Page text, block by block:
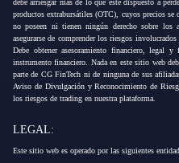
debe arriesgar más de lo que esté dispuesto a
productos extrabursátiles (OTC), cuyos precios
no poseen ni tienen ningún derecho sobre los
asegurarse de comprender los riesgos
Debe obtener asesoramiento financiero, legal
instrumento financiero. Nada en este sitio web
parte de CG FinTech ni de ninguna de sus
Aviso de Divulgación y Reconocimiento de
los riesgos de trading en nuestra plataforma.
LEGAL:
Este sitio web es operado por las siguientes